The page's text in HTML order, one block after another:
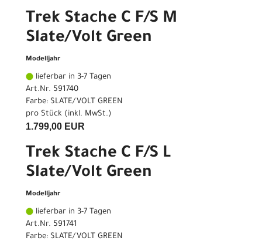
Trek Stache C F/S M
Slate/Volt Green
Modelljahr
lieferbar in 3-7 Tagen
Art.Nr. 591740
Farbe: SLATE/VOLT GREEN
pro Stück (inkl. MwSt.)
1.799,00 EUR
Trek Stache C F/S L
Slate/Volt Green
Modelljahr
lieferbar in 3-7 Tagen
Art.Nr. 591741
Farbe: SLATE/VOLT GREEN